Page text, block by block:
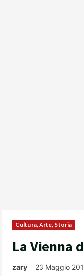
Cultura, Arte, Storia
La Vienna
zary 23 Maggio